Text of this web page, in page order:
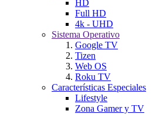
HD
Full HD
4k - UHD
Sistema Operativo
Google TV
Tizen
Web OS
Roku TV
Características Especiales
Lifestyle
Zona Gamer y TV